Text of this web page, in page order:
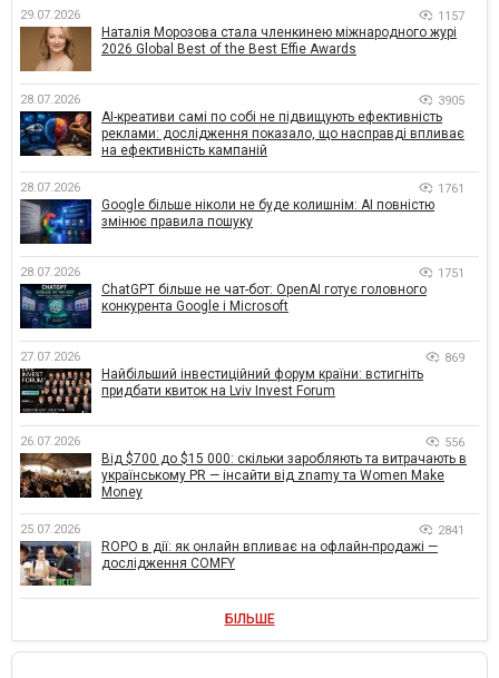
29.07.2026 1157
Наталія Морозова стала членкинею міжнародного журі
2026 Global Best of the Best Effie Awards
28.07.2026 3905
AI-креативи самі по собі не підвищують ефективність
реклами: дослідження показало, що насправді впливає
на ефективність кампаній
28.07.2026 1761
Google більше ніколи не буде колишнім: AI повністю
змінює правила пошуку
28.07.2026 1751
ChatGPT більше не чат-бот: OpenAI готує головного
конкурента Google і Microsoft
27.07.2026 869
Найбільший інвестиційний форум країни: встигніть
придбати квиток на Lviv Invest Forum
26.07.2026 556
Від $700 до $15 000: скільки заробляють та витрачають в
українському PR — інсайти від znamy та Women Make
Money
25.07.2026 2841
ROPO в дії: як онлайн впливає на офлайн-продажі —
дослідження COMFY
БІЛЬШЕ